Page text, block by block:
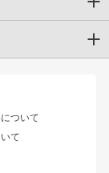
ついて
て